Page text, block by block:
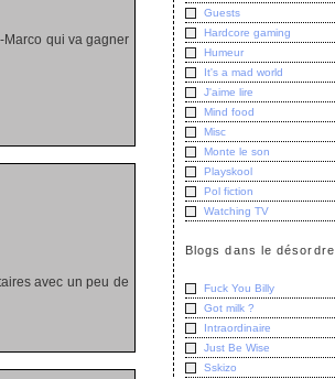
Marco qui va gagner
avec un peu de
Guests
Hardcore gaming
Humeur
It's a mad world
J'aime lire
Mind food
Misc
Monte le son
Playskool
Pol fiction
Watching TV
Blogs dans le désordre
Fuck You Billy
Got milk ?
Intraordinaire
Just Be Wise
Sskizo